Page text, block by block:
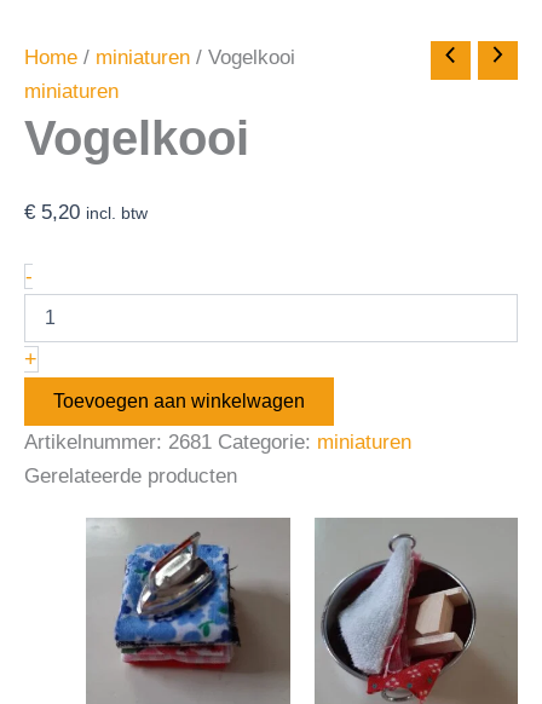
Home / miniaturen / Vogelkooi
miniaturen
Vogelkooi
€ 5,20 incl. btw
-
+
Toevoegen aan winkelwagen
Artikelnummer: 2681 Categorie: miniaturen
Gerelateerde producten